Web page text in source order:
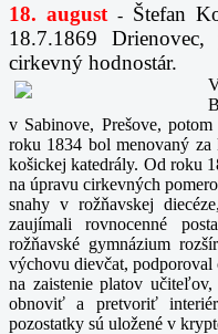
18. august -
Štefan
18.7.1869
cirkevný hodnostár.
v Sabinove, Prešove,
roku 1834 bol menovaný za
košickej katedrály. Od roku
na úpravu cirkevných
snahy v rožňavskej
zaujímali rovnocenné
rožňavské gymnázium
výchovu dievčat, podporoval
na zaistenie platov
obnoviť a pretvoriť interiér
pozostatky sú uložené v